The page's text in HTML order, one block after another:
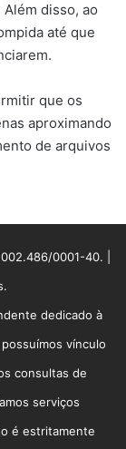
disso, ao
até que
que os
aproximando
de arquivos
0001-40. |
dedicado à
vínculo
consultas de
serviços
é estritamente